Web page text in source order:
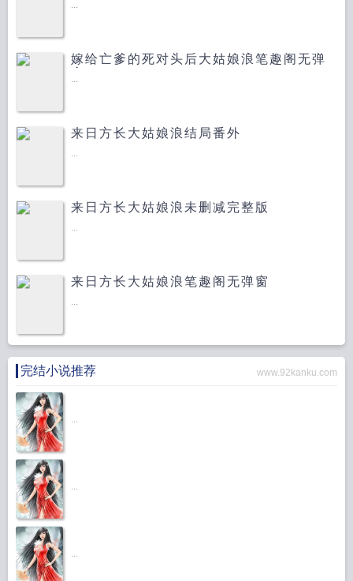
...
嫁给亡爹的死对头后大姑娘浪笔趣阁无弹
...
来日方长大姑娘浪结局番外
...
来日方长大姑娘浪未删减完整版
...
来日方长大姑娘浪笔趣阁无弹窗
...
完结小说推荐 www.92kanku.com
...
...
...